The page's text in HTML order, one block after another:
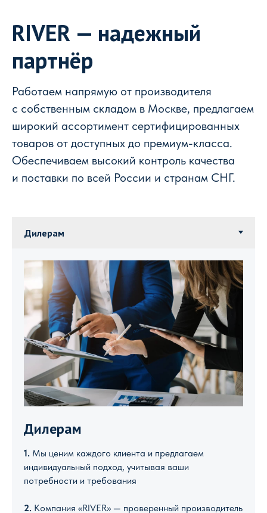
RIVER — надежный
партнёр
Работаем напрямую от производителя
с собственным складом в Москве, предлагаем
широкий ассортимент сертифицированных
товаров от доступных до премиум-класса.
Обеспечиваем высокий контроль качества
и поставки по всей России и странам СНГ.
Дилерам
1. Мы ценим каждого клиента и предлагаем
индивидуальный подход, учитывая ваши
потребности и требования
2. Компания «RIVER» — проверенный производитель